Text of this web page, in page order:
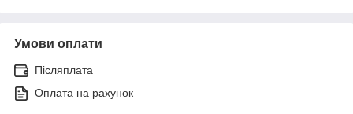
Умови оплати
Післяплата
Оплата на рахунок